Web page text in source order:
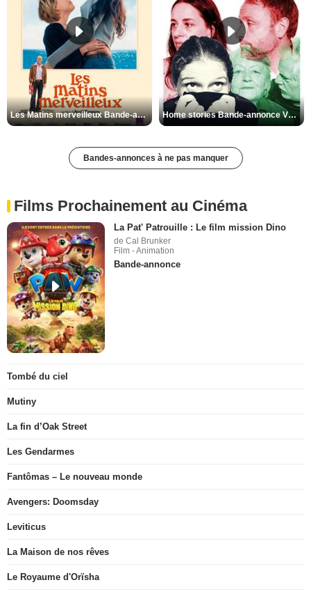
Les Matins merveilleux Bande-annonce VF Home stories Bande-annonce VO STFR
Bandes-annonces à ne pas manquer
Films Prochainement au Cinéma
La Pat' Patrouille : Le film mission Dino
de Cal Brunker
Film - Animation
Bande-annonce
Tombé du ciel
Mutiny
La fin d’Oak Street
Les Gendarmes
Fantômas – Le nouveau monde
Avengers: Doomsday
Leviticus
La Maison de nos rêves
Le Royaume d'Orïsha